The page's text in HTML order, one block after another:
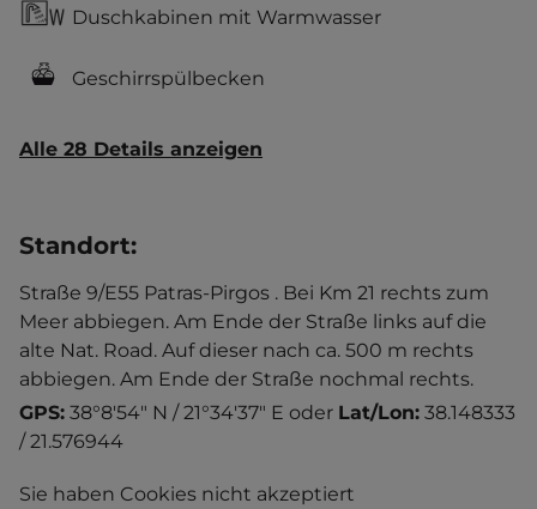
Duschkabinen mit Warmwasser
Geschirrspülbecken
Alle 28 Details anzeigen
Standort:
Straße 9/E55 Patras-Pirgos . Bei Km 21 rechts zum
Meer abbiegen. Am Ende der Straße links auf die
alte Nat. Road. Auf dieser nach ca. 500 m rechts
abbiegen. Am Ende der Straße nochmal rechts.
GPS: 38°8'54" N / 21°34'37" E oder Lat/Lon: 38.148333
/ 21.576944
Sie haben Cookies nicht akzeptiert